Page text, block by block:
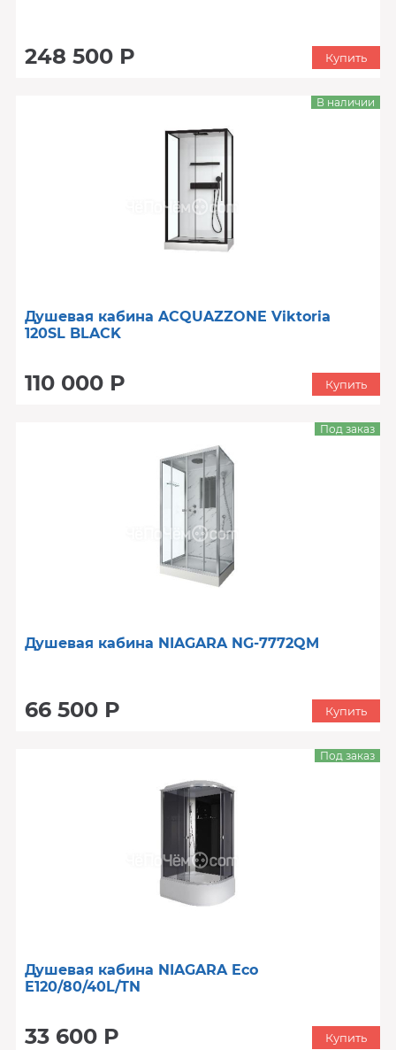
248 500 Р Купить
Душевая кабина ACQUAZZONE Viktoria
120SL BLACK
110 000 Р
В наличии
Купить
Душевая кабина NIAGARA NG-7772QM
66 500 Р
Под заказ
Купить
Душевая кабина NIAGARA Eco
E120/80/40L/TN
33 600 Р
Под заказ
Купить